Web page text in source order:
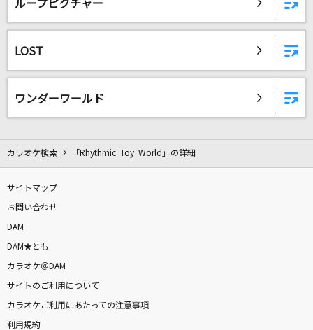
ループピクチャー
LOST
ワンダーワールド
カラオケ検索 「Rhythmic Toy World」の詳細
サイトマップ
お問い合わせ
DAM
DAM★とも
カラオケ＠DAM
サイトのご利用について
カラオケご利用にあたっての注意事項
利用規約